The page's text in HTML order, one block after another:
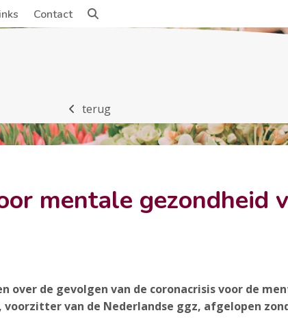
Contact
terug
mentale gezondheid
over de gevolgen van de coronacrisis voor de
voorzitter van de Nederlandse ggz, afgelopen